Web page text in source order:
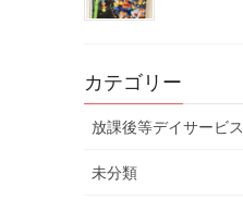
カテゴリー
放課後等デイサービス
未分類